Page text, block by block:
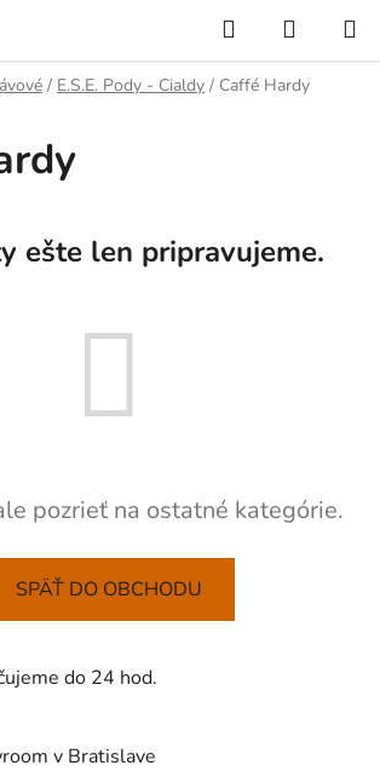
Hľadať
KOŠÍK
/ E.S.E. Pody - Cialdy / Caffé Hardy
ešte len pripravujeme.
pozrieť na ostatné kategórie.
SPÄŤ DO OBCHODU
do 24 hod.
v Bratislave